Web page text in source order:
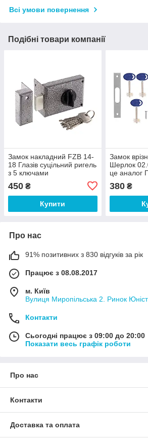
Всі умови повернення
Подібні товари компанії
Замок накладний FZB 14-
18 Глазів суцільний ригель
з 5 ключами
450 ₴
Купити
Замок
Шерлок
це аналог
380₴
Про нас
91% позитивних з 830 відгуків за рік
Працює з 08.08.2017
м. Київ
Вулиця Миропільська 2. Ринок
Контакти
Сьогодні працює з 09:00 до 20:00
Показати весь графік роботи
Про нас
Контакти
Доставка та оплата